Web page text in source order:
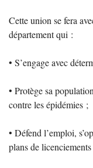
Cette union se fera
département qui :
• S’engage avec
• Protège sa
contre les épidémies ;
• Défend l’emploi,
plans de